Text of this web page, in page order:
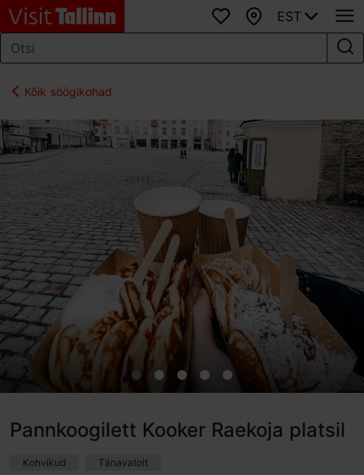
Lemmikud
Kaart
EST
Kõik söögikohad
Pannkoogilett Kooker Raekoja platsil
Kohvikud Tänavatoit